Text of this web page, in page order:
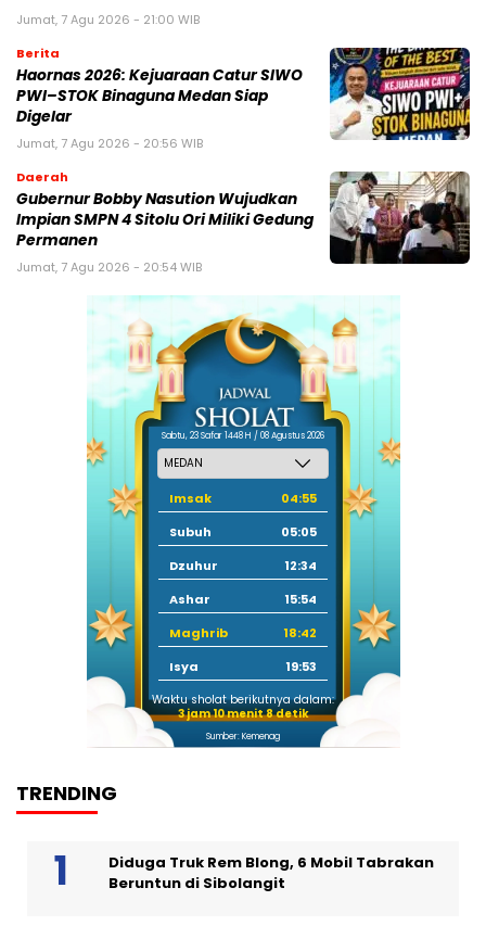
Jumat, 7 Agu 2026 - 21:00 WIB
Berita
Haornas 2026: Kejuaraan Catur SIWO
PWI–STOK Binaguna Medan Siap
Digelar
Jumat, 7 Agu 2026 - 20:56 WIB
Daerah
Gubernur Bobby Nasution Wujudkan
Impian SMPN 4 Sitolu Ori Miliki Gedung
Permanen
Jumat, 7 Agu 2026 - 20:54 WIB
Sabtu, 23 Safar 1448 H / 08 Agustus 2026
Imsak
04:55
Subuh
05:05
Dzuhur
12:34
Ashar
15:54
Maghrib
18:42
Isya
19:53
Waktu sholat berikutnya dalam:
3 jam 10 menit 7 detik
Sumber: Kemenag
TRENDING
Diduga Truk Rem Blong, 6 Mobil Tabrakan
Beruntun di Sibolangit